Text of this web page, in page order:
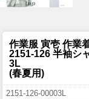
作業服 寅壱 作業
2151-126 半袖シ
3L
(春夏用)
2151-126-00003L